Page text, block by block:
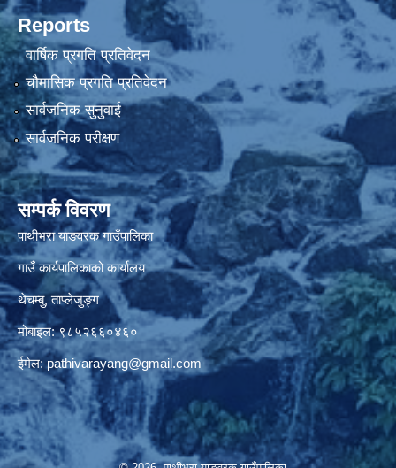
Reports
वार्षिक प्रगति प्रतिवेदन
चौमासिक प्रगति प्रतिवेदन
सार्वजनिक सुनुवाई
सार्वजनिक परीक्षण
सम्पर्क विवरण
पाथीभरा याङवरक गाउँपालिका
गाउँ कार्यपालिकाको कार्यालय
थेचम्बु, ताप्लेजुङ्ग
मोबाइल: ९८५२६६०४६०
ईमेल:pathivarayang@gmail.com